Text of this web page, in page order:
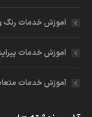
آموزش خدمات رنگ
آموزش خدمات
آموزش خدمات